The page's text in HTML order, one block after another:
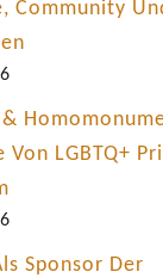
Community
Von LGBTQ+
Sponsor Der